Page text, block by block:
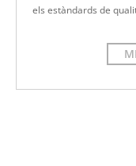
els estàndards de